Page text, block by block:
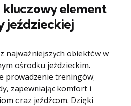
kluczowy element
jeździeckiej
najważniejszych obiektów w
ośrodku jeździeckim.
prowadzenie treningów,
zapewniając komfort i
oraz jeźdźcom. Dzięki